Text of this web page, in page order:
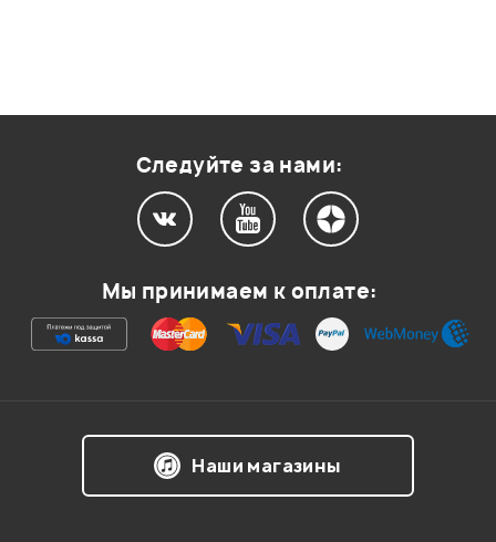
Следуйте за нами:
Мы принимаем к оплате:
Наши магазины